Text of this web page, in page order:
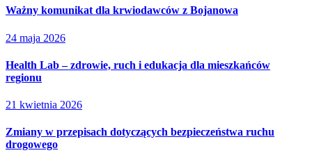
Ważny komunikat dla krwiodawców z Bojanowa
24 maja 2026
Health Lab – zdrowie, ruch i edukacja dla mieszkańców
regionu
21 kwietnia 2026
Zmiany w przepisach dotyczących bezpieczeństwa ruchu
drogowego